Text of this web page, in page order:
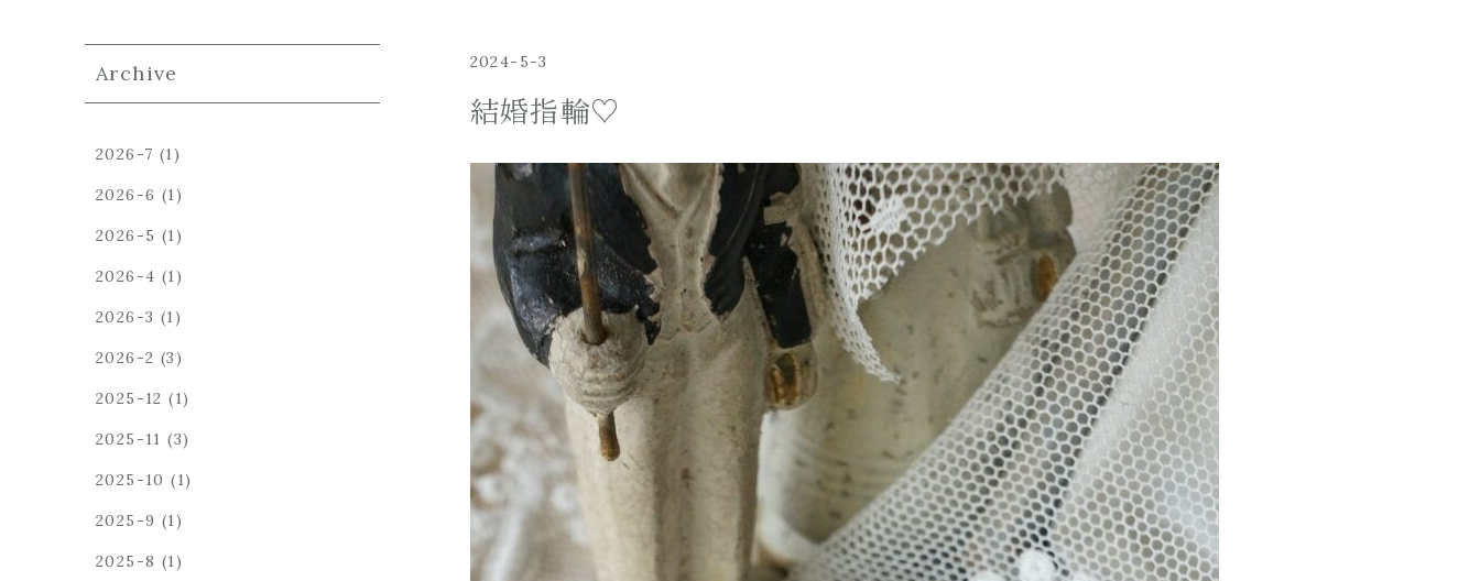
Archive
2026-7 (1)
2026-6 (1)
2026-5 (1)
2026-4 (1)
2026-3 (1)
2026-2 (3)
2025-12 (1)
2025-11 (3)
2025-10 (1)
2025-9 (1)
2025-8 (1)
2024-5-3
結婚指輪♡